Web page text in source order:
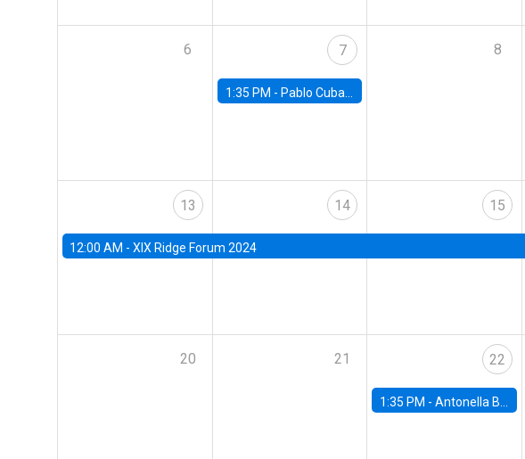
6 7
1:35 PM - Pablo Cuba, FED Board
8
13
12:00 AM - XIX Ridge Forum 2024
14 15
20 21 22
1:35 PM -Antonella Bancalari, Institute for Fiscal Studies (IFS) and Research Associate at University College London (UCL)